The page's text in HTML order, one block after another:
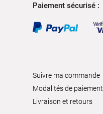
Paiement sécurisé :
Suivre ma commande
Modalités de paiement
Livraison et retours